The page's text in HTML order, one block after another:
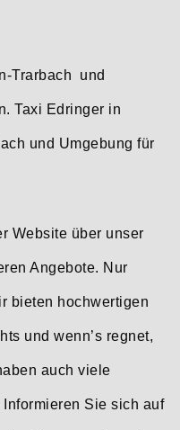
Trarbach und
Taxi Edringer in
und Umgebung für
Website über unser
Angebote. Nur
bieten hochwertigen
und wenn’s regnet,
auch viele
Sie sich auf